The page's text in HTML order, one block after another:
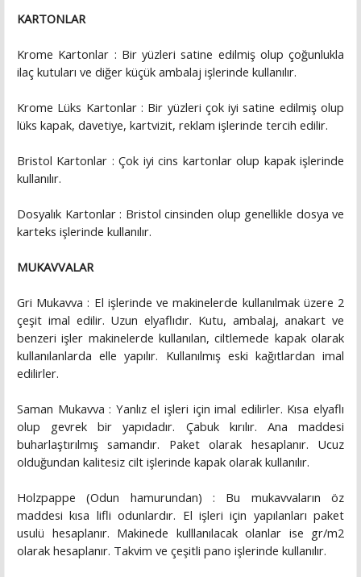
KARTONLAR
Krome Kartonlar : Bir yüzleri satine edilmiş olup çoğunlukla
ilaç kutuları ve diğer küçük ambalaj işlerinde kullanılır.
Krome Lüks Kartonlar : Bir yüzleri çok iyi satine edilmiş olup
lüks kapak, davetiye, kartvizit, reklam işlerinde tercih edilir.
Bristol Kartonlar : Çok iyi cins kartonlar olup kapak işlerinde
kullanılır.
Dosyalık Kartonlar : Bristol cinsinden olup genellikle dosya ve
karteks işlerinde kullanılır.
MUKAVVALAR
Gri Mukavva : El işlerinde ve makinelerde kullanılmak üzere 2
çeşit imal edilir. Uzun elyaflıdır. Kutu, ambalaj, anakart ve
benzeri işler makinelerde kullanılan, ciltlemede kapak olarak
kullanılanlarda elle yapılır. Kullanılmış eski kağıtlardan imal
edilirler.
Saman Mukavva : Yanlız el işleri için imal edilirler. Kısa elyaflı
olup gevrek bir yapıdadır. Çabuk kırılır. Ana maddesi
buharlaştırılmış samandır. Paket olarak hesaplanır. Ucuz
olduğundan kalitesiz cilt işlerinde kapak olarak kullanılır.
Holzpappe (Odun hamurundan) : Bu mukavvaların öz
maddesi kısa lifli odunlardır. El işleri için yapılanları paket
usulü hesaplanır. Makinede kulllanılacak olanlar ise gr/m2
olarak hesaplanır. Takvim ve çeşitli pano işlerinde kullanılır.